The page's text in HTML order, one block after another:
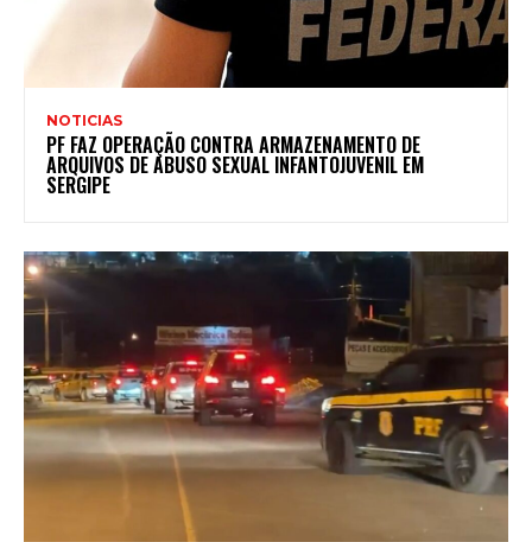
NOTICIAS
PF FAZ OPERAÇÃO CONTRA ARMAZENAMENTO DE
ARQUIVOS DE ABUSO SEXUAL INFANTOJUVENIL EM
SERGIPE